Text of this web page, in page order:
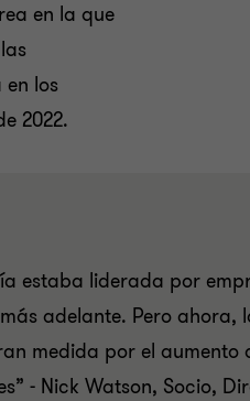
en la que
en los
2022.
estaba liderada por
adelante. Pero ahora,
medida por el
- Nick Watson, Socio,